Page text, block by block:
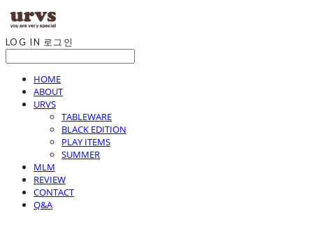
LOG IN 로그인
HOME
ABOUT
URVS
TABLEWARE
BLACK EDITION
PLAY ITEMS
SUMMER
MLM
REVIEW
CONTACT
Q&A